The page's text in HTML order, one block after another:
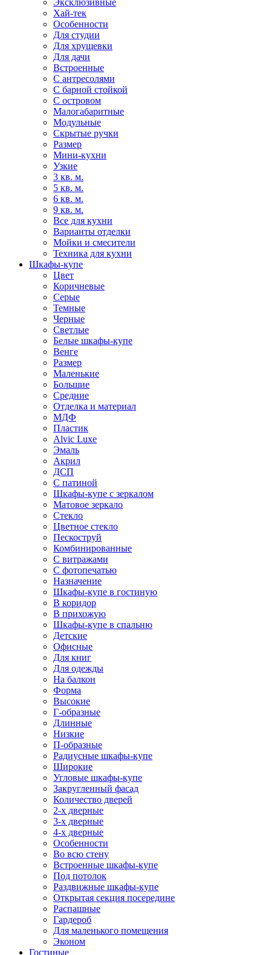
Эксклюзивные
Хай-тек
Особенности
Для студии
Для хрущевки
Для дачи
Встроенные
С антресолями
С барной стойкой
С островом
Малогабаритные
Модульные
Скрытые ручки
Размер
Мини-кухни
Узкие
3 кв. м.
5 кв. м.
6 кв. м.
9 кв. м.
Все для кухни
Варианты отделки
Мойки и смесители
Техника для кухни
Шкафы-купе
Цвет
Коричневые
Серые
Темные
Черные
Светлые
Белые шкафы-купе
Венге
Размер
Маленькие
Большие
Средние
Отделка и материал
МДФ
Пластик
Alvic Luxe
Эмаль
Акрил
ДСП
С патиной
Шкафы-купе с зеркалом
Матовое зеркало
Стекло
Цветное стекло
Пескоструй
Комбинированные
С витражами
С фотопечатью
Назначение
Шкафы-купе в гостиную
В коридор
В прихожую
Шкафы-купе в спальню
Детские
Офисные
Для книг
Для одежды
На балкон
Форма
Высокие
Г-образные
Длинные
Низкие
П-образные
Радиусные шкафы-купе
Широкие
Угловые шкафы-купе
Закругленный фасад
Количество дверей
2-х дверные
3-х дверные
4-х дверные
Особенности
Во всю стену
Встроенные шкафы-купе
Под потолок
Раздвижные шкафы-купе
Открытая секция посередине
Распашные
Гардероб
Для маленького помещения
Эконом
Гостиные